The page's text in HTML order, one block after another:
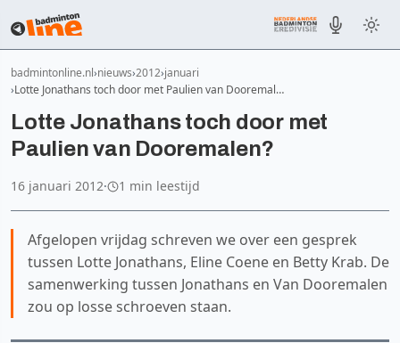
badmintonline.nl nieuws 2012 januari
Lotte Jonathans toch door met Paulien van Dooremal…
Lotte Jonathans toch door met
Paulien van Dooremalen?
16 januari 2012· 1 min leestijd
Afgelopen vrijdag schreven we over een gesprek
tussen Lotte Jonathans, Eline Coene en Betty Krab. De
samenwerking tussen Jonathans en Van Dooremalen
zou op losse schroeven staan.